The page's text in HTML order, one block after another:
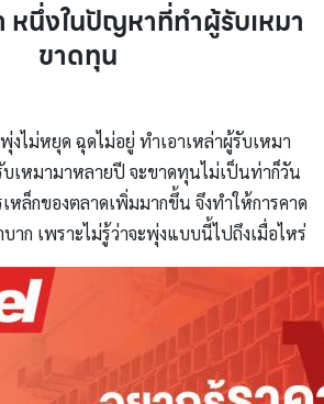
หนึ่งในปัญหาที่ทำผู้รับเหมา
ขาดทุน
งไม่หยุด ฉุดไม่อยู่ ทำเอาเหล่าผู้รับเหมา
บเหมามาหลายปี จะขาดทุนไม่เป็นท่าก็วัน
หล็กของตลาดเพิ่มมากขึ้น จึงทำให้การคาด
าก เพราะไม่รู้ว่าจะพุ่งแบบนี้ไปถึงเมื่อไหร่